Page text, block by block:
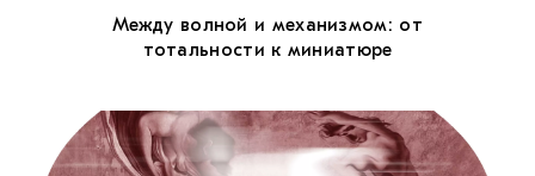
Между волной и механизмом: от
тотальности к миниатюре